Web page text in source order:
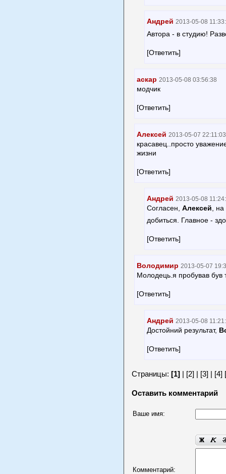
Андрей 2013-05-08
Автора - в студию!
[Ответить]
аскар 2013-05-08 03:56:38
модчик
[Ответить]
Алексей 2013-05-07 22:11:03
красавец..просто
жизни
[Ответить]
Андрей 2013-05-08
Согласен, Алексей ,
добиться. Главное -
[Ответить]
Володимир 2013-05-07
Молодець.я пробував був
[Ответить]
Андрей 2013-05-08
Достойний результат,
[Ответить]
Страницы: [1] [2] [3] [4]
Оставить комментарий
Ваше имя:
Комментарий: